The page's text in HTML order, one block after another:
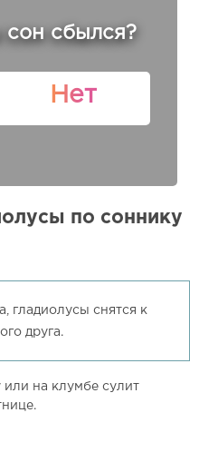
сон сбылся?
Нет
по соннику
гладиолусы снятся к
друга.
или на клумбе сулит